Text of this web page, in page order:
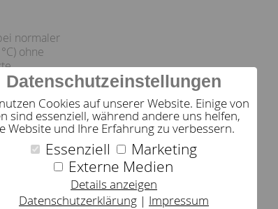
Datenschutzeinstellungen
Cookies auf unserer Website. Einige von
sind essenziell, während andere uns helfen,
Website und Ihre Erfahrung zu verbessern.
Essenziell
Marketing
Externe Medien
Details anzeigen
Datenschutzerklärung
Impressum
normaler
ohne
Synthetik